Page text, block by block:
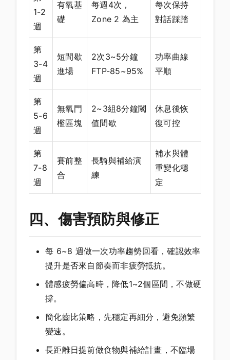
1-2
週
有氧基
礎
每週4次，
Zone 2 為主
每次保持
對話踩踏
第
3-4
週
短間歇
進場
2次3~5分鐘
FTP-85~95%
功率曲線
平順
第
5-6
週
無氧門
檻區塊
2~3組8分鐘閾
值間歇
休息後恢
復可控
第
7-8
週
賽前整
合
長騎與補給演
練
補水與體
重變化穩
定
四、傷害預防與修正
每 6~8 週做一次功率趨勢回看，確認效率
提升是否來自節奏而非疲勞抵抗。
體感疲勞偏高時，降低1~2個區間，不做硬
撐。
簡化齒比策略，先穩定再細分，避免頻繁
變速。
長距離日提前做食物與補給計畫，不臨場